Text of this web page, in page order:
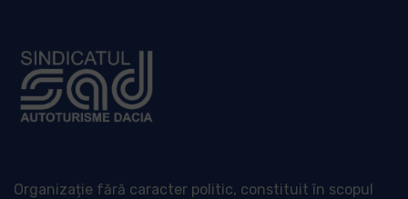
Organizație fără caracter politic, constituit în scopul